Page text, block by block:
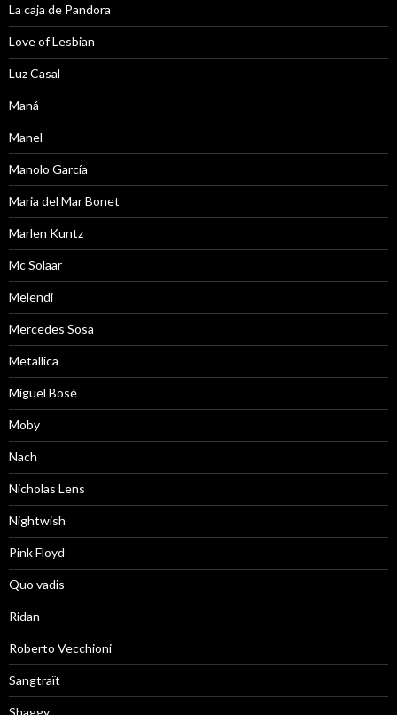
La caja de Pandora
Love of Lesbian
Luz Casal
Maná
Manel
Manolo García
Maria del Mar Bonet
Marlen Kuntz
Mc Solaar
Melendi
Mercedes Sosa
Metallica
Miguel Bosé
Moby
Nach
Nicholas Lens
Nightwish
Pink Floyd
Quo vadis
Ridan
Roberto Vecchioni
Sangtraït
Shaggy